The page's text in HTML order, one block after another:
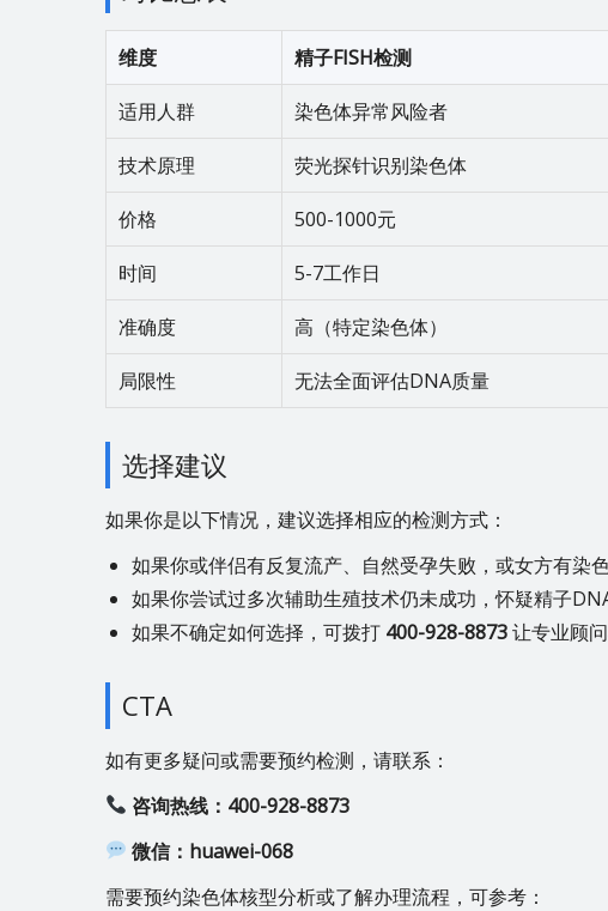
维度 精子FISH检测
适用人群 染色体异常风险者
技术原理 荧光探针识别染色体
价格 500-1000元
时间 5-7工作日
准确度 高（特定染色体）
局限性 无法全面评估DNA质量
选择建议
如果你是以下情况，建议选择相应的检测方式：
如果你或伴侣有反复流产、自然受孕失败，或女方有染
如果你尝试过多次辅助生殖技术仍未成功，怀疑精子
如果不确定如何选择，可拨打 400-928-8873让专业顾
CTA
如有更多疑问或需要预约检测，请联系：
咨询热线：400-928-8873
微信：huawei-068
需要预约染色体核型分析或了解办理流程，可参考：